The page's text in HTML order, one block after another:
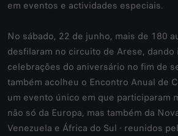
em eventos e actividades especiais.
No sábado, 22 de junho, mais de 180
desfilaram no circuito de Arese,
celebrações do aniversário no fim de
também acolheu o Encontro Anual de
um evento único em que participaram
não só da Europa, mas também da
Venezuela e África do Sul - reunidos